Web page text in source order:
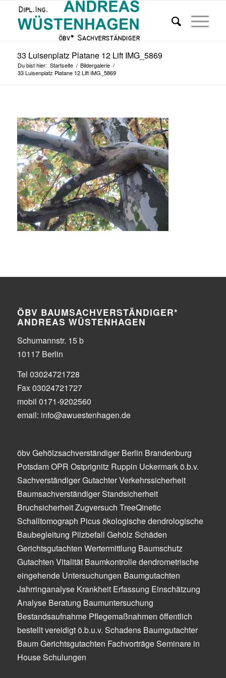
33 Luisenplatz Platane 12 Lift IMG_5869
Du bist hier: Startseite / Bildergalerie /
33 Luisenplatz Platane 12 Lift IMG_5869
ÖBV BAUMSACHVERSTÄNDIGER*
ANDREAS WÜSTENHAGEN
Schumannstr. 15 b
10117 Berlin
Tel 03024721728
Fax 03024721727
mobil 0171-9202560
email: info@awuestenhagen.de
öbv Gehölzsachverständiger Berlin Brandenburg
Potsdam OPR Ostprignitz Ruppin Uckermark ö.b.v.
Sachverständiger Gutachter Verkehrssicherheit
Baumsachverständiger Standsicherheit
Bruchsicherheit Zugversuch TreeQinetic
Schalltomograph Picus ökologische dendrologische
Baubegleitung Pilzbefall Gehölz Schäden
Gerichtsgutachten Wertermittlung Baumschutz
Gutachten Vitalität Baumkontrolle dendrometrische
eingehende Untersuchungen Baumgutachten
Jahrringanalyse Krankheit Erfassung Einschätzung
Analyse Beratung Baumuntersuchung
Bestandsaufnahme Pflegemaßnahmen öffentlich
bestellt vereidigt ö.b.u.v. Schadens Baumgutachter
Baum Gerichtsgutachten Fachvorträge Seminare in
House Schulungen